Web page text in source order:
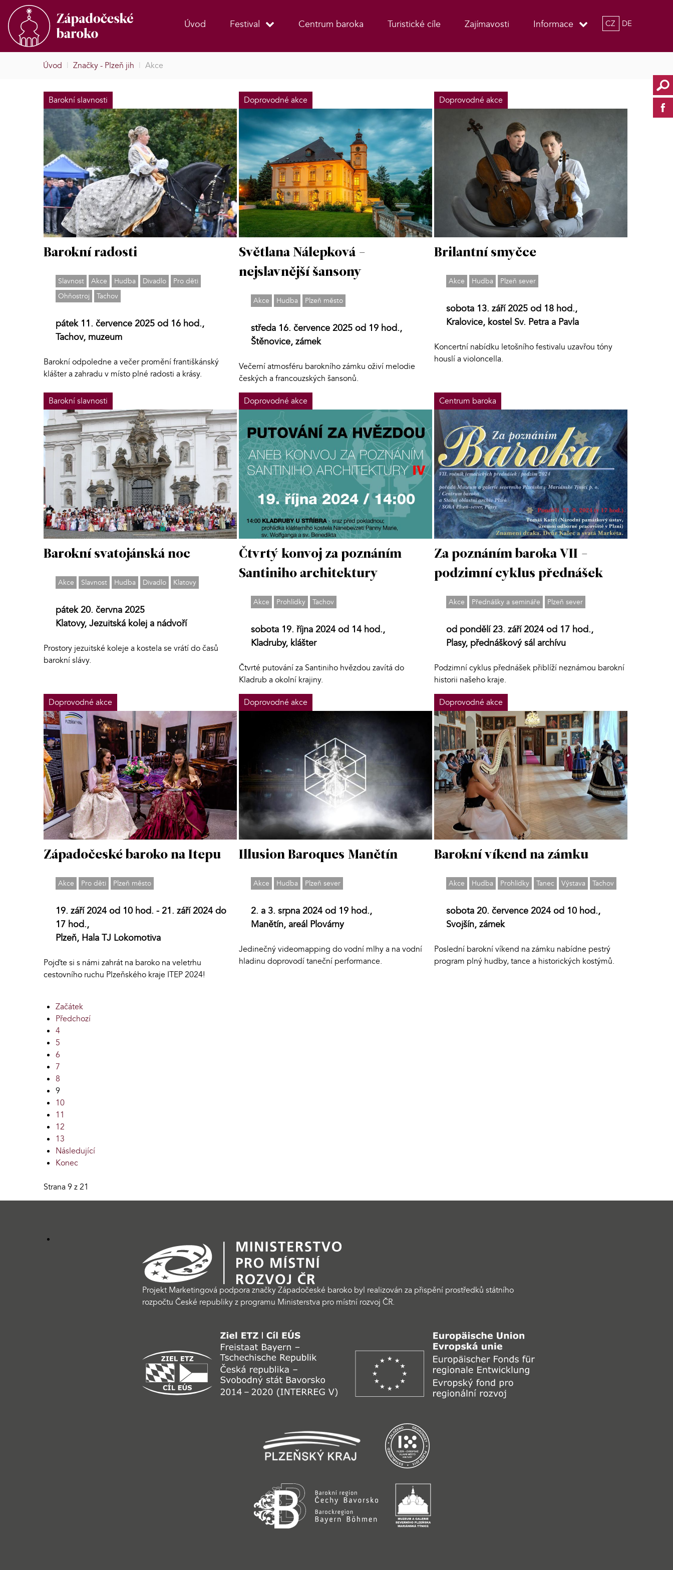
Úvod Festival Centrum baroka Turistické cíle Zajímavosti Informace CZ DE
Úvod | Značky - Plzeň jih | Akce
Barokní slavnosti
Barokní radosti
Slavnost Akce Hudba Divadlo
Pro děti
Ohňostroj
Tachov
pátek 11. července 2025 od 16 hod.,
Tachov, muzeum
Barokní odpoledne a večer promění františkánský
klášter a zahradu v místo plné radosti a krásy.
Doprovodné akce
Světlana Nálepková -
nejslavnější šansony
Akce Hudba Plzeň město
středa 16. července 2025 od 19 hod.,
Štěnovice, zámek
Večerní atmosféru barokního zámku oživí melodie
českých a francouzských šansonů.
Doprovodné akce
Brilantní smyčce
Akce Hudba Plzeň sever
sobota 13. září 2025 od 18 hod.,
Kralovice, kostel Sv. Petra a Pavla
Koncertní nabídku letošního festivalu uzavřou tóny
houslí a violoncella.
Barokní slavnosti
Barokní svatojánská noc
Akce Slavnost Hudba Divadlo Klatovy
pátek 20. června 2025
Klatovy, Jezuitská kolej a nádvoří
Prostory jezuitské koleje a kostela se vrátí do časů
barokní slávy.
Doprovodné akce
Čtvrtý konvoj za poznáním
Santiniho architektury
Akce Prohlídky Tachov
sobota 19. října 2024 od 14 hod.,
Kladruby, klášter
Čtvrté putování za Santiniho hvězdou zavítá do
Kladrub a okolní krajiny.
Centrum baroka
Za poznáním baroka VII -
podzimní cyklus přednášek
Akce Přednášky a semináře Plzeň sever
od pondělí 23. září 2024 od 17 hod.,
Plasy, přednáškový sál archívu
Podzimní cyklus přednášek přiblíží neznámou barokní
historii našeho kraje.
Doprovodné akce
Západočeské baroko na Itepu
Akce Pro děti Plzeň město
19. září 2024 od 10 hod. - 21. září 2024 do
17 hod.,
Plzeň, Hala TJ Lokomotiva
Pojďte si s námi zahrát na baroko na veletrhu
cestovního ruchu Plzeňského kraje ITEP 2024!
Doprovodné akce
Illusion Baroques Manětín
Akce Hudba Plzeň sever
2. a 3. srpna 2024 od 19 hod.,
Manětín, areál Plovárny
Jedinečný videomapping do vodní mlhy a na vodní
hladinu doprovodí taneční performance.
Doprovodné akce
Barokní víkend na zámku
Akce Hudba Prohlídky Tanec Výstava Tachov
sobota 20. července 2024 od 10 hod.,
Svojšín, zámek
Poslední barokní víkend na zámku nabídne pestrý
program plný hudby, tance a historických kostýmů.
Začátek
Předchozí
4
5
6
7
8
9
10
11
12
13
Následující
Konec
Strana 9 z 21
Projekt Marketingová podpora značky Západočeské baroko byl realizován za přispění prostředků státního
rozpočtu České republiky z programu Ministerstva pro místní rozvoj ČR.